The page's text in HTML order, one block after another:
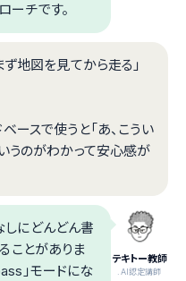
ーチです。
ず地図を見てから走る」
ースで使うと「あ、こうい
うのがわかって安心感が
テキトー教師
.AI認定講師
しにどんどん書
ことがありま
」モードにな